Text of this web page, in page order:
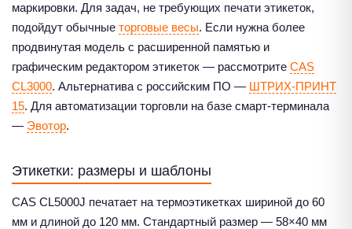
маркировки. Для задач, не требующих печати этикеток,
подойдут обычные торговые весы. Если нужна более
продвинутая модель с расширенной памятью и
графическим редактором этикеток — рассмотрите CAS
CL3000. Альтернатива с российским ПО — ШТРИХ-ПРИНТ
15. Для автоматизации торговли на базе смарт-терминала
— Эвотор.
Этикетки: размеры и шаблоны
CAS CL5000J печатает на термоэтикетках шириной до 60
мм и длиной до 120 мм. Стандартный размер — 58×40 мм